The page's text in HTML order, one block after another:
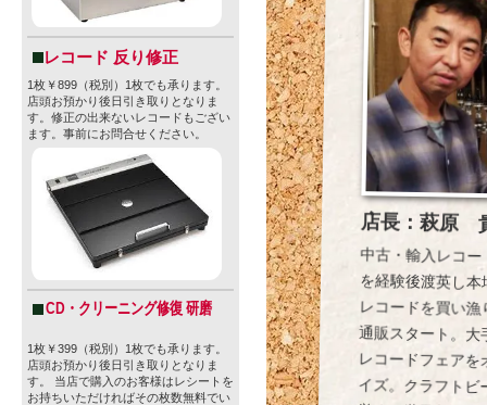
レコード 反り修正
1枚￥899（税別）1枚でも承ります。
店頭お預かり後日引き取りとなりま
す。修正の出来ないレコードもござい
ます。事前にお問合せください。
CD・クリーニング修復 研磨
1枚￥399（税別）1枚でも承ります。
店頭お預かり後日引き取りとなりま
す。 当店で購入のお客様はレシートを
お持ちいただければその枚数無料でい
店長：萩原
中古・輸入レコー
を経験後渡英し本
レコードを買い漁
通販スタート。大
レコードフェアを
イズ。クラフトビ
覚め、世界各国ブ